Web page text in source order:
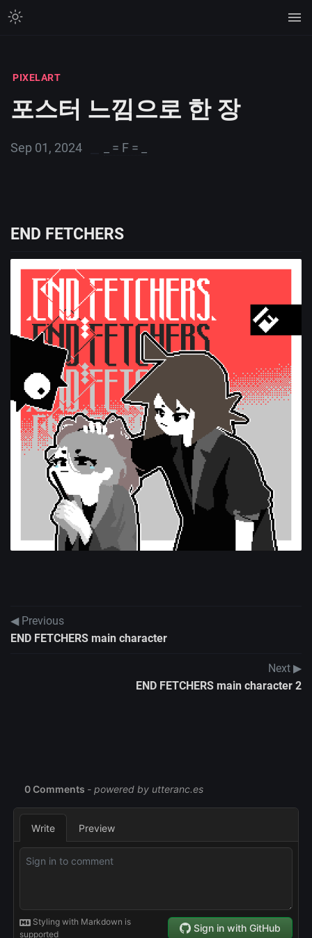
PIXELART
포스터 느낌으로 한 장
Sep 01, 2024 _ = F = _
END FETCHERS
◀ Previous
END FETCHERS main character
Next ▶
END FETCHERS main character 2